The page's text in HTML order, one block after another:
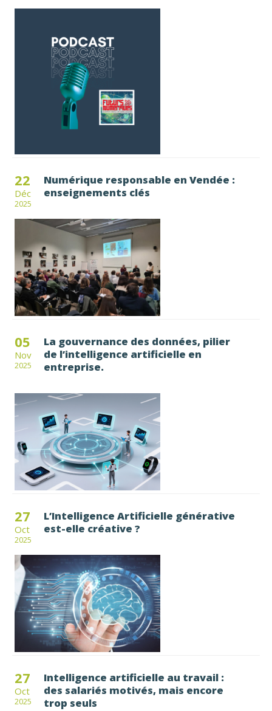
22
Déc
2025
Numérique responsable en Vendée :
enseignements clés
05
Nov
2025
La gouvernance des données, pilier
de l’intelligence artificielle en
entreprise.
27
Oct
2025
L’Intelligence Artificielle générative
est-elle créative ?
27
Oct
2025
Intelligence artificielle au travail :
des salariés motivés, mais encore
trop seuls